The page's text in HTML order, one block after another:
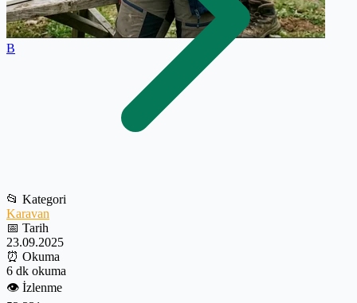
B
📂 Kategori
Karavan
📅 Tarih
23.09.2025
⏰ Okuma
6 dk okuma
👁️ İzlenme